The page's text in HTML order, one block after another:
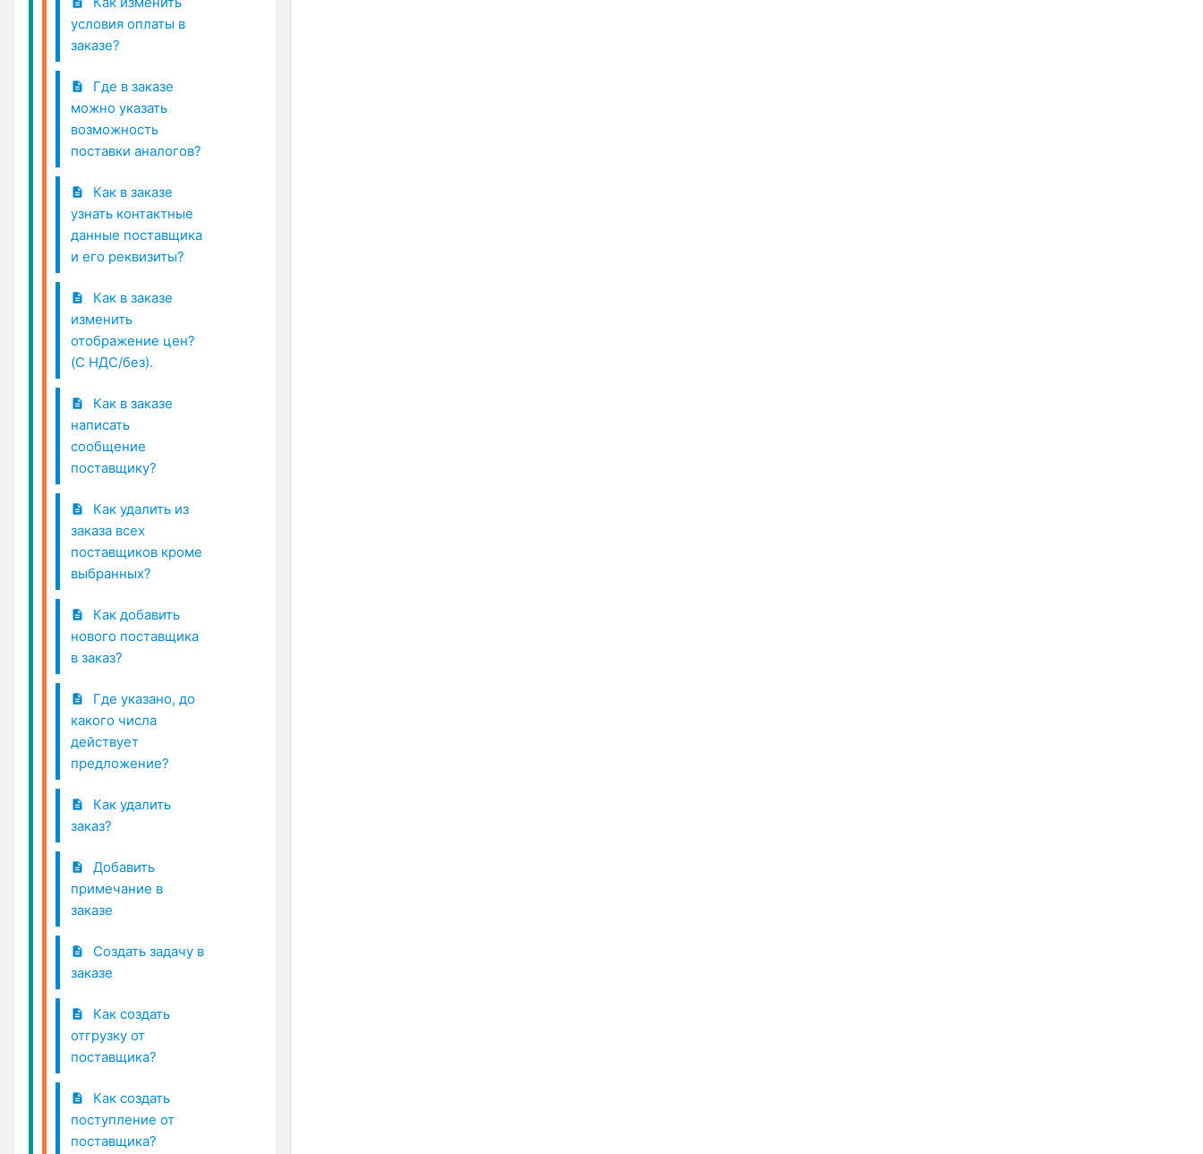
условия оплаты в
заказе?
Где в заказе
можно указать
возможность
поставки аналогов?
Как в заказе
узнать контактные
данные поставщика
и его реквизиты?
Как в заказе
изменить
отображение цен?
(С НДС/без).
Как в заказе
написать
сообщение
поставщику?
Как удалить из
заказа всех
поставщиков кроме
выбранных?
Как добавить
нового поставщика
в заказ?
Где указано, до
какого числа
действует
предложение?
Как удалить
заказ?
Добавить
примечание в
заказе
Создать задачу в
заказе
Как создать
отгрузку от
поставщика?
Как создать
поступление от
поставщика?